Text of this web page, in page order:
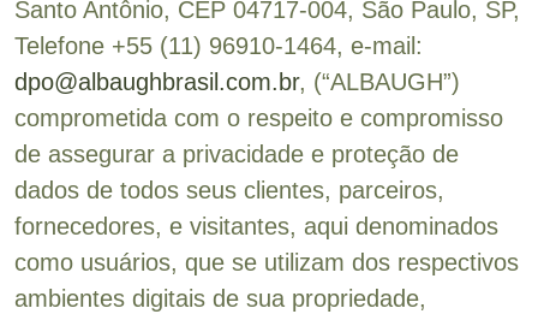
Santo Antônio, CEP 04717-004, São Paulo, SP,
Telefone +55 (11) 96910-1464, e-mail:
dpo@albaughbrasil.com.br, (“ALBAUGH”)
comprometida com o respeito e compromisso
de assegurar a privacidade e proteção de
dados de todos seus clientes, parceiros,
fornecedores, e visitantes, aqui denominados
como usuários, que se utilizam dos respectivos
ambientes digitais de sua propriedade,